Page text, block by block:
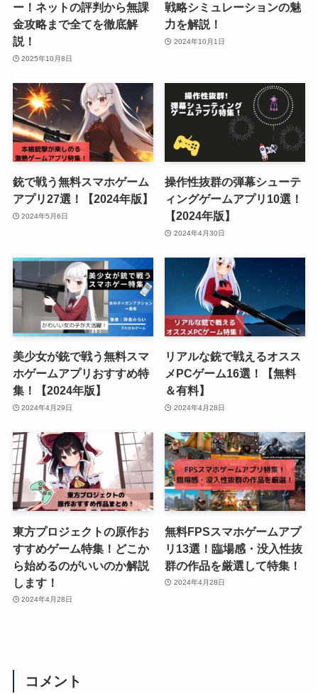
ー！ネットの評判から無課
金攻略まで全てを徹底解
説！
2025年10月8日
戦略シミュレーションの魅
力を解説！
2024年10月1日
銃で戦う無料スマホゲーム
アプリ27選！【2024年版】
2024年5月6日
操作性抜群の弾幕シューテ
ィングゲームアプリ10選！
【2024年版】
2024年4月30日
美少女が銃で戦う無料スマ
ホゲームアプリおすすめ特
集！【2024年版】
2024年4月29日
リアルな銃で戦えるオスス
メPCゲーム16選！【無料
＆有料】
2024年4月28日
東方プロジェクトの原作お
すすめゲーム特集！どこか
ら始めるのがいいのか解説
します！
2024年4月28日
無料FPSスマホゲームアプ
リ13選！臨場感・没入性抜
群の作品を厳選して特集！
2024年4月28日
コメント